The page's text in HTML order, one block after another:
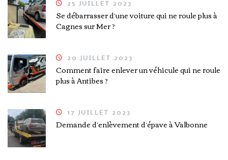
25 JUILLET 2023
Se débarrasser d’une voiture qui ne roule plus à
Cagnes sur Mer ?
20 JUILLET 2023
Comment faire enlever un véhicule qui ne roule
plus à Antibes ?
17 JUILLET 2023
Demande d’enlèvement d’épave à Valbonne